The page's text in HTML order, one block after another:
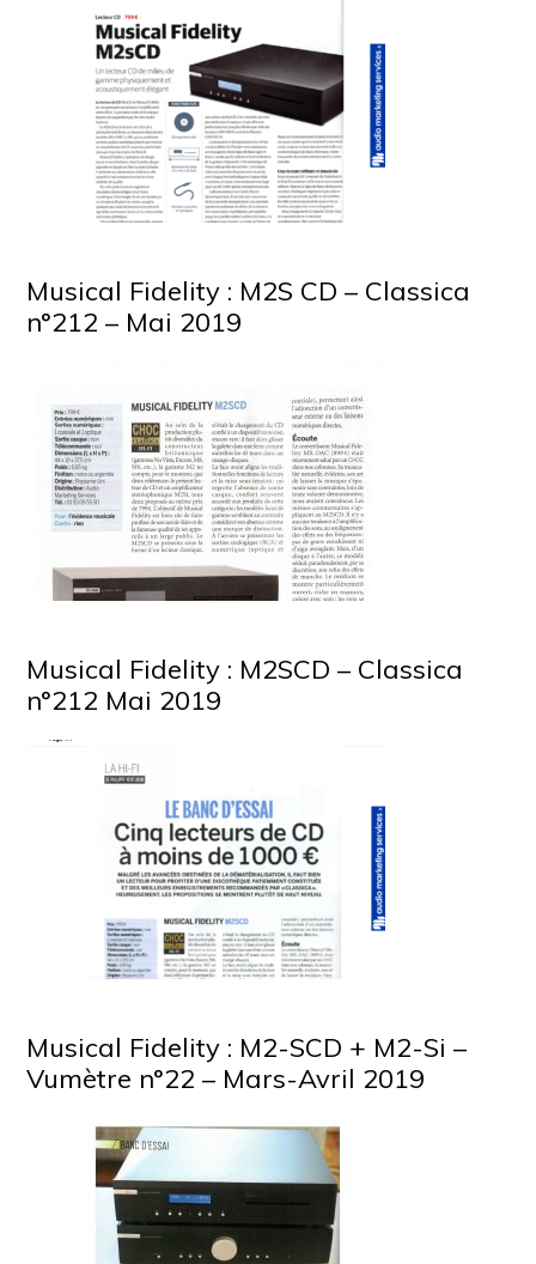
Musical Fidelity : M2S CD – Classica
n°212 – Mai 2019
Musical Fidelity : M2SCD – Classica
n°212 Mai 2019
Musical Fidelity : M2-SCD + M2-Si –
Vumètre n°22 – Mars-Avril 2019